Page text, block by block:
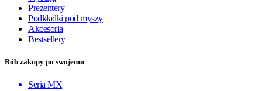
Prezentery
Podkładki pod myszy
Akcesoria
Bestsellery
Rób zakupy po swojemu
Seria MX